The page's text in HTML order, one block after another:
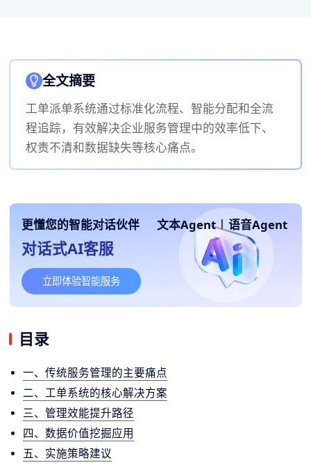
全文摘要
工单派单系统通过标准化流程、智能分配和全流
程追踪，有效解决企业服务管理中的效率低下、
权责不清和数据缺失等核心痛点。
更懂您的智能对话伙伴 文本Agent | 语音Agent
对话式AI客服
立即体验智能服务
目录
一、传统服务管理的主要痛点
二、工单系统的核心解决方案
三、管理效能提升路径
四、数据价值挖掘应用
五、实施策略建议